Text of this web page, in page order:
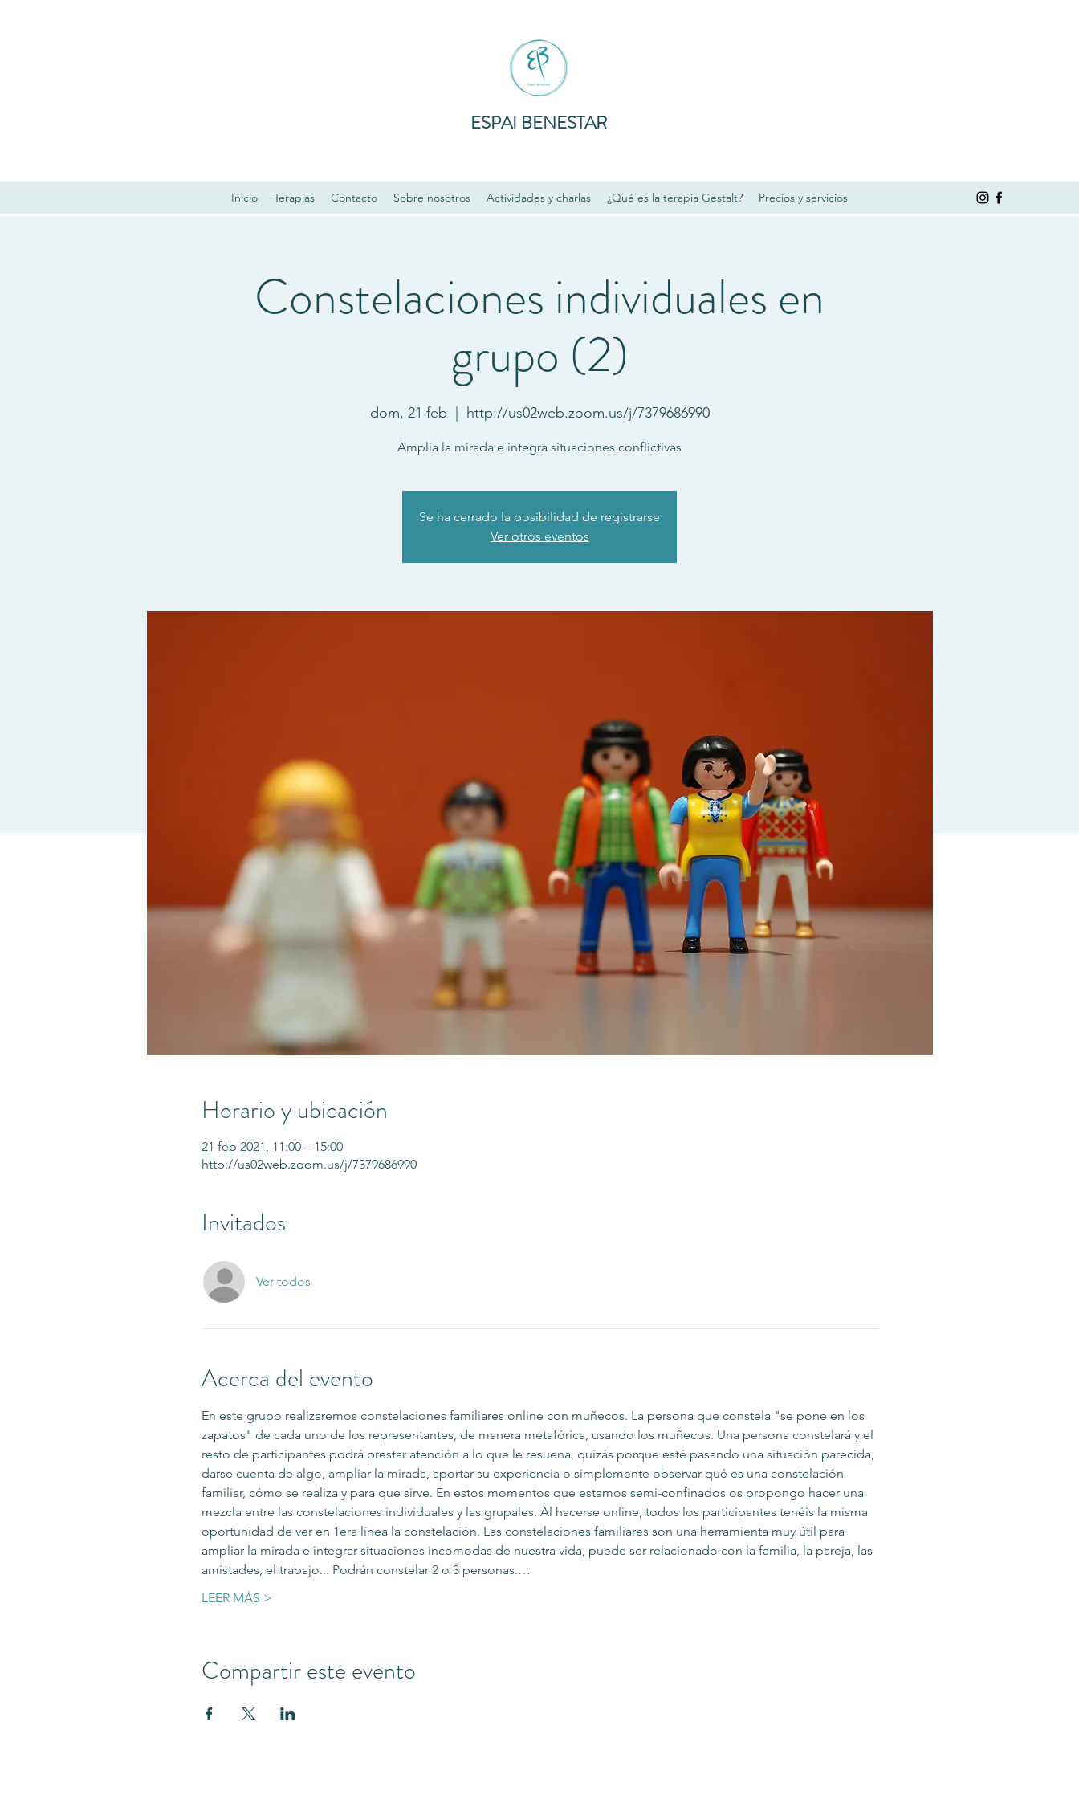
ESPAI BENESTAR
Inicio Terapias Contacto Sobre nosotros Actividades y charlas ¿Qué es la terapia Gestalt? Precios y servicios
Constelaciones individuales en
grupo (2)
dom, 21 feb http://us02web.zoom.us/j/7379686990
Amplia la mirada e integra situaciones conflictivas
Se ha cerrado la posibilidad de registrarse
Ver otros eventos
Horario y ubicación
21 feb 2021, 11:00 – 15:00
http://us02web.zoom.us/j/7379686990
Invitados
Ver todos
Acerca del evento
En este grupo realizaremos constelaciones familiares online con muñecos. La persona que constela "se pone en los
zapatos" de cada uno de los representantes, de manera metafórica, usando los muñecos. Una persona constelará y el
resto de participantes podrá prestar atención a lo que le resuena, quizás porque esté pasando una situación parecida,
darse cuenta de algo, ampliar la mirada, aportar su experiencia o simplemente observar qué es una constelación
familiar, cómo se realiza y para que sirve. En estos momentos que estamos semi-confinados os propongo hacer una
mezcla entre las constelaciones individuales y las grupales. Al hacerse online, todos los participantes tenéis la misma
oportunidad de ver en 1era línea la constelación. Las constelaciones familiares son una herramienta muy útil para
ampliar la mirada e integrar situaciones incomodas de nuestra vida, puede ser relacionado con la familia, la pareja, las
amistades, el trabajo... Podrán constelar 2 o 3 personas.…
LEER MÁS >
Compartir este evento